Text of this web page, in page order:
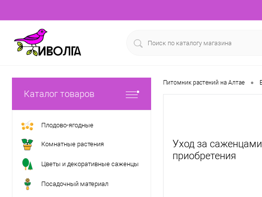
Каталог товаров
Плодово-ягодные
Комнатные растения
Цветы и декоративные саженцы
Посадочный материал
Питомник растений на Алтае •
Уход за
приобретения